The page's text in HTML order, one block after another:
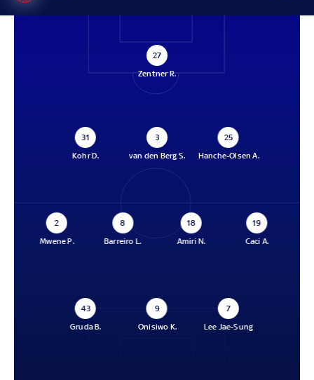
27
Zentner R.
31
Kohr D.
3
van den Berg S.
25
Hanche-Olsen A.
2
Mwene P.
8
Barreiro L.
18
Amiri N.
19
Caci A.
43
Gruda B.
9
Onisiwo K.
7
Lee Jae-Sung